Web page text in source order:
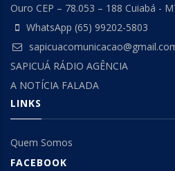
Ouro CEP – 78.053 – 188 Cuiabá -
WhatsApp (65) 99202-5803
SAPICUÁ RÁDIO AGÊNCIA
A NOTÍCIA FALADA
LINKS
Quem Somos
FACEBOOK